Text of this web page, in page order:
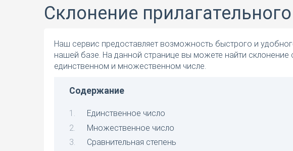
Склонение
Наш сервис предоставляет возможность быстрого и
нашей базе. На данной странице вы можете найти
единственном и множественном числе.
Содержание
Единственное число
Множественное число
Сравнительная степень